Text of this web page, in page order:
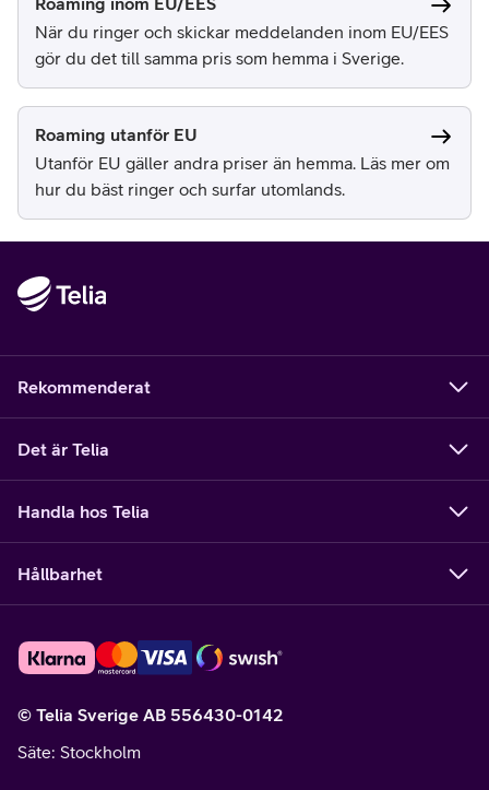
När du ringer och skickar meddelanden inom EU/EES
gör du det till samma pris som hemma i Sverige.
Roaming utanför EU
Utanför EU gäller andra priser än hemma. Läs mer om
hur du bäst ringer och surfar utomlands.
Rekommenderat
Det är Telia
Handla hos Telia
Hållbarhet
© Telia Sverige AB 556430-0142
Säte: Stockholm